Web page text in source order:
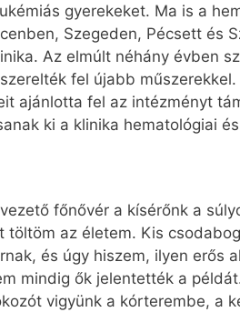
gyerekeket. Ma is a
Szegeden, Pécsett és
Az elmúlt néhány évben
fel újabb
ajánlotta fel az intézményt
ki a klinika hematológiai
főnővér a kísérőnk a
töltöm az életem. Kis
és úgy hiszem, ilyen
mindig ők jelentették a
vigyünk a kórterembe, a